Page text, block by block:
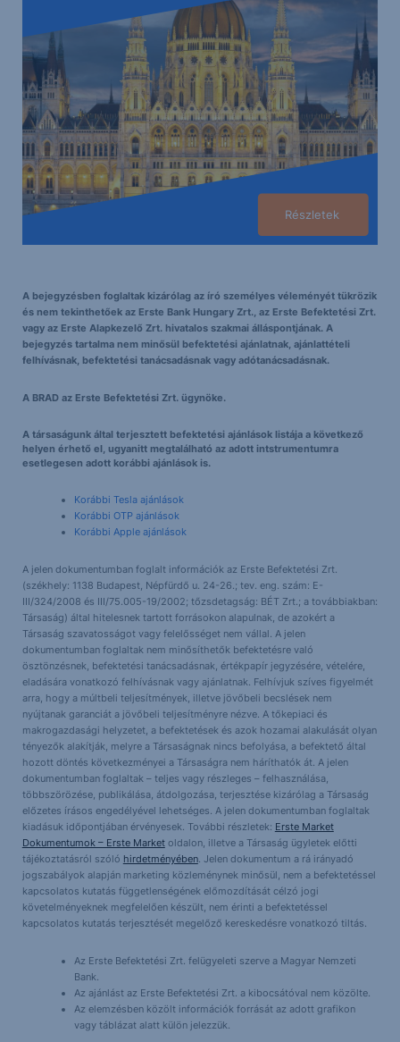
Részletek
A bejegyzésben foglaltak kizárólag az író személyes véleményét tükrözik
és nem tekinthetőek az Erste Bank Hungary Zrt., az Erste Befektetési Zrt.
vagy az Erste Alapkezelő Zrt. hivatalos szakmai álláspontjának. A
bejegyzés tartalma nem minősül befektetési ajánlatnak, ajánlattételi
felhívásnak, befektetési tanácsadásnak vagy adótanácsadásnak.
A BRAD az Erste Befektetési Zrt. ügynöke.
A társaságunk által terjesztett befektetési ajánlások listája a következő
helyen érhető el, ugyanitt megtalálható az adott intstrumentumra
esetlegesen adott korábbi ajánlások is.
Korábbi Tesla ajánlások
Korábbi OTP ajánlások
Korábbi Apple ajánlások
A jelen dokumentumban foglalt információk az Erste Befektetési Zrt.
(székhely: 1138 Budapest, Népfürdő u. 24-26.; tev. eng. szám: E-
III/324/2008 és III/75.005-19/2002; tőzsdetagság: BÉT Zrt.; a továbbiakban:
Társaság) által hitelesnek tartott forrásokon alapulnak, de azokért a
Társaság szavatosságot vagy felelősséget nem vállal. A jelen
dokumentumban foglaltak nem minősíthetők befektetésre való
ösztönzésnek, befektetési tanácsadásnak, értékpapír jegyzésére, vételére,
eladására vonatkozó felhívásnak vagy ajánlatnak. Felhívjuk szíves figyelmét
arra, hogy a múltbeli teljesítmények, illetve jövőbeli becslések nem
nyújtanak garanciát a jövőbeli teljesítményre nézve. A tőkepiaci és
makrogazdasági helyzetet, a befektetések és azok hozamai alakulását olyan
tényezők alakítják, melyre a Társaságnak nincs befolyása, a befektető által
hozott döntés következményei a Társaságra nem háríthatók át. A jelen
dokumentumban foglaltak – teljes vagy részleges – felhasználása,
többszörözése, publikálása, átdolgozása, terjesztése kizárólag a Társaság
előzetes írásos engedélyével lehetséges. A jelen dokumentumban foglaltak
kiadásuk időpontjában érvényesek. További részletek: Erste Market
Dokumentumok – Erste Marketoldalon, illetve a Társaság ügyletek előtti
tájékoztatásról szóló hirdetményében. Jelen dokumentum a rá irányadó
jogszabályok alapján marketing közleménynek minősül, nem a befektetéssel
kapcsolatos kutatás függetlenségének előmozdítását célzó jogi
követelményeknek megfelelően készült, nem érinti a befektetéssel
kapcsolatos kutatás terjesztését megelőző kereskedésre vonatkozó tiltás.
Az Erste Befektetési Zrt. felügyeleti szerve a Magyar Nemzeti
Bank.
Az ajánlást az Erste Befektetési Zrt. a kibocsátóval nem közölte.
Az elemzésben közölt információk forrását az adott grafikon
vagy táblázat alatt külön jelezzük.